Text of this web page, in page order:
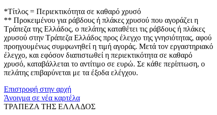
*Τίτλος = Περιεκτικότητα σε καθαρό χρυσό
** Προκειμένου για ράβδους ή πλάκες χρυσού που αγοράζει η
Τράπεζα της Ελλάδος, ο πελάτης καταθέτει τις ράβδους ή πλάκες
χρυσού στην Τράπεζα Ελλάδος προς έλεγχο της γνησιότητας, αφού
προηγουμένως συμφωνηθεί η τιμή αγοράς. Μετά τον εργαστηριακό
έλεγχο, και εφόσον διαπιστωθεί η περιεκτικότητα σε καθαρό
χρυσό, καταβάλλεται το αντίτιμο σε ευρώ. Σε κάθε περίπτωση, ο
πελάτης επιβαρύνεται με τα έξοδα ελέγχου.
Επιστροφή στην αρχή
Άνοιγμα σε νέα καρτέλα
ΤΡΑΠΕΖΑ ΤΗΣ ΕΛΛΑΔΟΣ